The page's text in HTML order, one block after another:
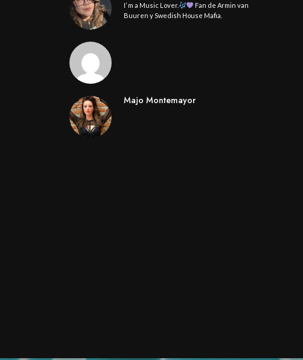
I’ m a Music Lover.
Fan de Armin van
Buuren y Swedish House Mafia.
Majo Montemayor